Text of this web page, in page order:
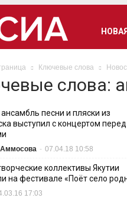
Ключевые слова
слова:
песни и пляски из
выступил с концертом перед
Аммосова - 07.04.18 10:58
коллективы Якутии
на фестивале «Поёт село
17:03